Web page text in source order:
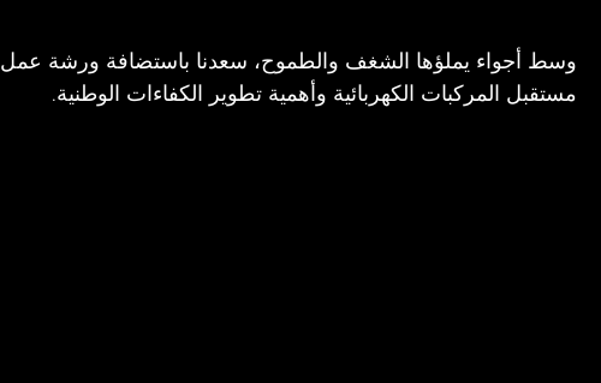
وسط أجواء يملؤها الشغف والطموح، سعدنا باستضافة ورشة عمل
مستقبل المركبات الكهربائية وأهمية تطوير الكفاءات الوطنية.